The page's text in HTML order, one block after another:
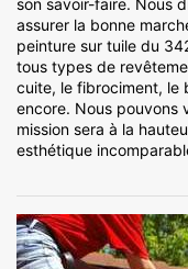
son savoir-faire. Nous
assurer la bonne
peinture sur tuile du
tous types de
cuite, le fibrociment, le
encore. Nous pouvons
mission sera à la
esthétique